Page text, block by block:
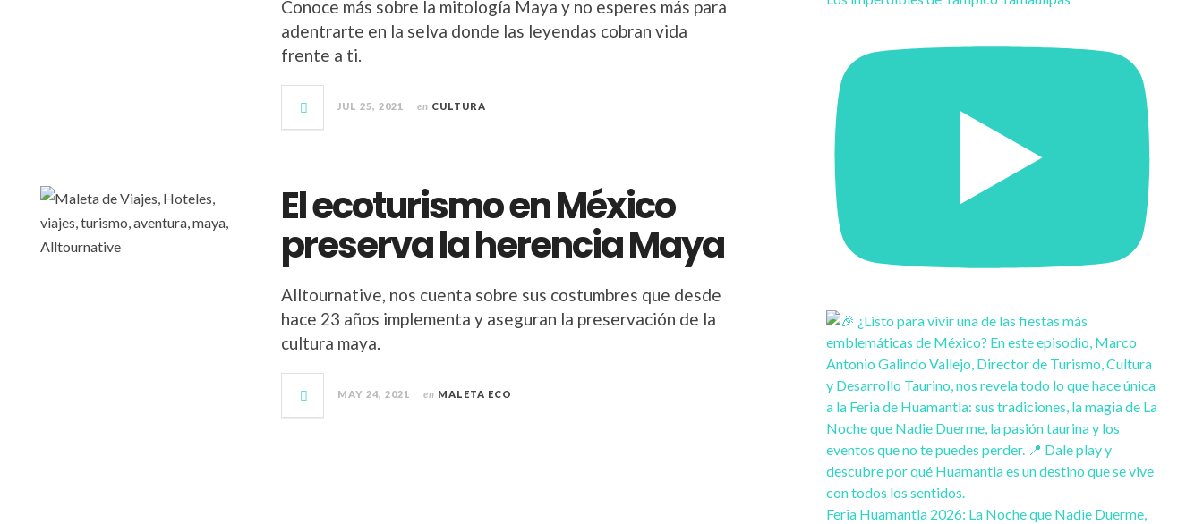
Conoce más sobre la mitología Maya y no esperes más para
adentrarte en la selva donde las leyendas cobran vida
frente a ti.
JUL 25, 2021 en CULTURA
El ecoturismo en México
preserva la herencia Maya
Alltournative, nos cuenta sobre sus costumbres que desde
hace 23 años implementa y aseguran la preservación de la
cultura maya.
MAY 24, 2021 en MALETA ECO
Feria Huamantla 2026: La Noche que Nadie Duerme,